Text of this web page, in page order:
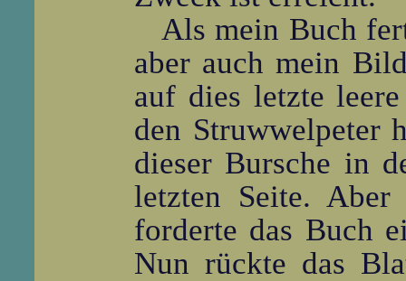
Als mein Buch
aber auch mein
auf dies letzte
den Struwwelpeter
dieser Bursche in
letzten Seite.
forderte das Buch
Nun rückte das